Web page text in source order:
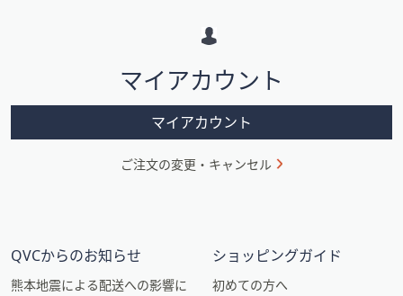
ン
マイアカウント
マイアカウント
ご注文の変更・キャンセル
QVCからのお知らせ
熊本地震による配送への影響に
ショッピングガイド
初めての方へ